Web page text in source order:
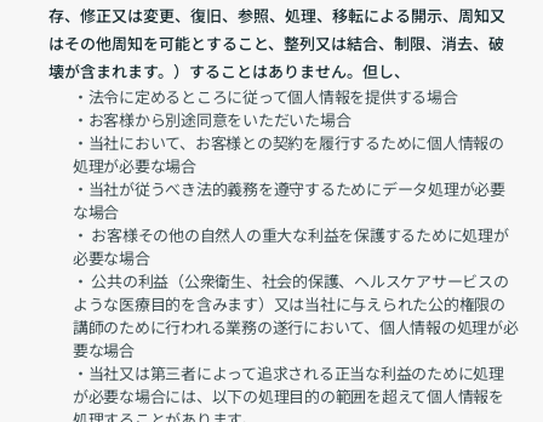
存、修正又は変更、復旧、参照、処理、移転による開示、周知又
はその他周知を可能とすること、整列又は結合、制限、消去、破
壊が含まれます。）することはありません。但し、
・法令に定めるところに従って個人情報を提供する場合
・お客様から別途同意をいただいた場合
・当社において、お客様との契約を履行するために個人情報の
処理が必要な場合
・当社が従うべき法的義務を遵守するためにデータ処理が必要
な場合
・ お客様その他の自然人の重大な利益を保護するために処理が
必要な場合
・ 公共の利益（公衆衛生、社会的保護、ヘルスケアサービスの
ような医療目的を含みます）又は当社に与えられた公的権限の
講師のために行われる業務の遂行において、個人情報の処理が必
要な場合
・当社又は第三者によって追求される正当な利益のために処理
が必要な場合には、以下の処理目的の範囲を超えて個人情報を